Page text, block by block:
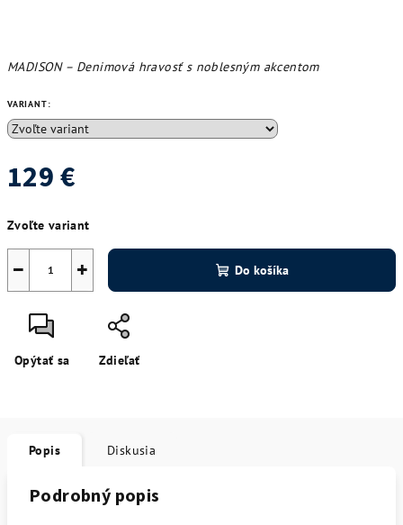
MADISON – Denimová hravosť s noblesným akcentom
VARIANT:
129 €
cena:
Zvoľte variant
+
− Do košíka
Opýtať sa Zdieľať
Popis Diskusia
Podrobný popis